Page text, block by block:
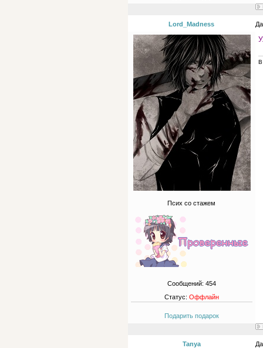
Lord_Madness
Псих со стажем
Сообщений: 454
Статус: Оффлайн
Подарить подарок
В
Tanya